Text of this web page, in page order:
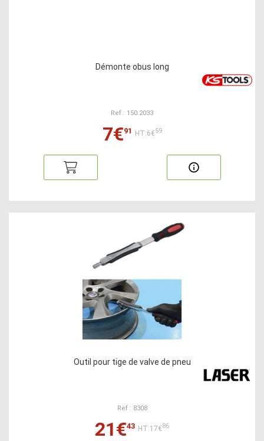
Démonte obus long
Ref : 150.2033
7€91 HT:6€59
Outil pour tige de valve de pneu
Ref : 8308
21€43 HT:17€86